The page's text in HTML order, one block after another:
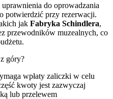
do oprowadzania
potwierdzić przy rezerwacji.
jak Fabryka Schindlera,
przewodników muzealnych, co
góry?
wpłaty zaliczki w celu
kwoty jest zazwyczaj
lub przelewem